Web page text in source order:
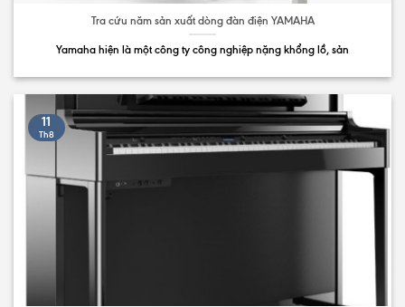
Tra cứu năm sản xuất dòng đàn điện YAMAHA
Yamaha hiện là một công ty công nghiệp nặng khổng lồ, sản
11
Th8